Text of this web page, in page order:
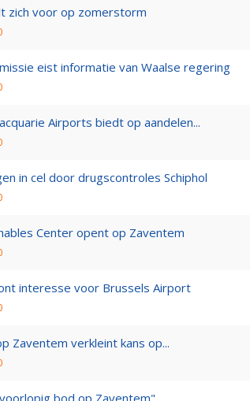
zich voor op zomerstorm
eist informatie van Waalse regering
Airports biedt op aandelen...
in cel door drugscontroles Schiphol
Center opent op Zaventem
interesse voor Brussels Airport
Zaventem verkleint kans op...
bod op Zaventem"